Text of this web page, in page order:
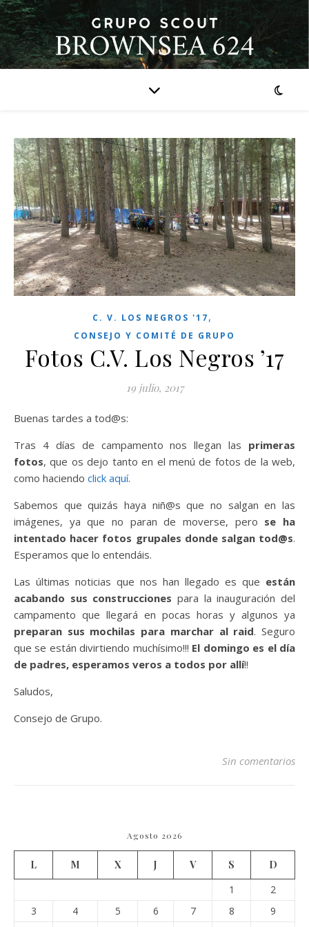
C. V. LOS NEGROS '17,
CONSEJO Y COMITÉ DE GRUPO
Fotos C.V. Los Negros ’17
19 julio, 2017
Buenas tardes a tod@s:
Tras 4 días de campamento nos llegan las primeras
fotos, que os dejo tanto en el menú de fotos de la web,
como haciendo click aquí.
Sabemos que quizás haya niñ@s que no salgan en las
imágenes, ya que no paran de moverse, pero se ha
intentado hacer fotos grupales donde salgan tod@s.
Esperamos que lo entendáis.
Las últimas noticias que nos han llegado es que están
acabando sus construcciones para la inauguración del
campamento que llegará en pocas horas y algunos ya
preparan sus mochilas para marchar al raid. Seguro
que se están divirtiendo muchísimo!!! El domingo es el día
de padres, esperamos veros a todos por allí!!
Saludos,
Consejo de Grupo.
Sin comentarios
Agosto 2026
L M X J V S
D
1
2
3
4 5 6 7 8
9